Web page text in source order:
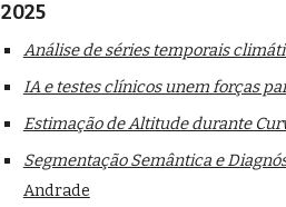
2025
Análise de séries temporais
IA e testes clínicos unem forças
Estimação de Altitude durante
Segmentação Semântica e
Andrade